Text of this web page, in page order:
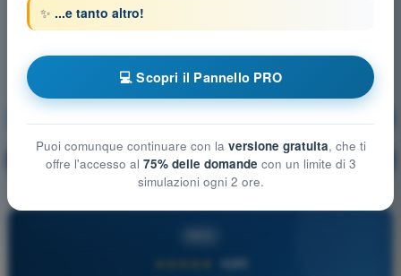
🔒 PRO Spiegazione domanda
4,6/5
✨ ...e tanto altro!
💻 Scopri il Pannello PRO
Puoi comunque continuare con la versione gratuita, che ti
offre l'accesso al 75% delle domande con un limite di 3
simulazioni ogni 2 ore.